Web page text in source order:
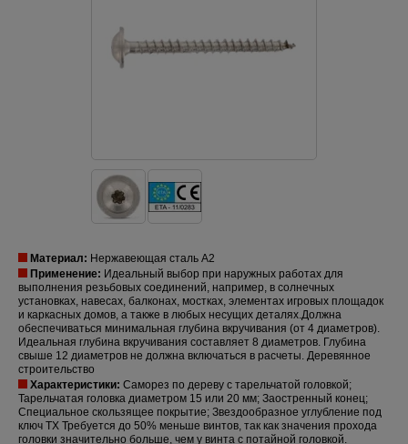
Материал: Нержавеющая сталь A2
Применение: Идеальный выбор при наружных работах для
выполнения резьбовых соединений, например, в солнечных
установках, навесах, балконах, мостках, элементах игровых площадок
и каркасных домов, а также в любых несущих деталях.Должна
обеспечиваться минимальная глубина вкручивания (от 4 диаметров).
Идеальная глубина вкручивания составляет 8 диаметров. Глубина
свыше 12 диаметров не должна включаться в расчеты. Деревянное
строительство
Характеристики: Саморез по дереву с тарельчатой головкой;
Тарельчатая головка диаметром 15 или 20 мм; Заостренный конец;
Специальное скользящее покрытие; Звездообразное углубление под
ключ TX Требуется до 50% меньше винтов, так как значения прохода
головки значительно больше, чем у винта с потайной головкой.